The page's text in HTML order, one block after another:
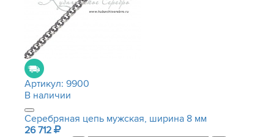
Артикул: 9900
В наличии
Серебряная цепь мужская, ширина 8 мм
26 712